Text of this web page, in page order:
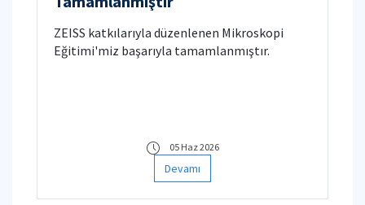
ZEISS katkılarıyla düzenlenen Mikroskopi
Eğitimi'miz başarıyla tamamlanmıştır.
05 Haz 2026
Devamı